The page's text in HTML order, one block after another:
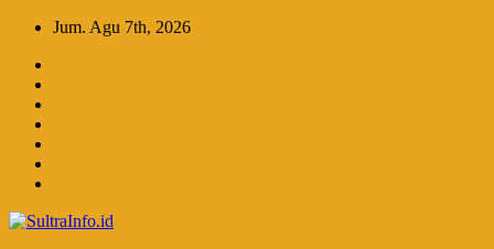
Skip
content
Jum. Agu 7th, 2026